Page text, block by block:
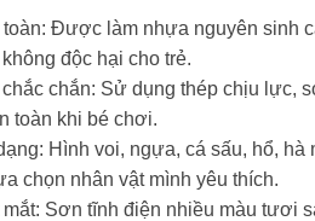
toàn: Được làm nhựa nguyên sinh
độc hại cho trẻ.
chắc chắn: Sử dụng thép chịu lực,
toàn khi bé chơi.
Hình voi, ngựa, cá sấu, hổ,
chọn nhân vật mình yêu thích.
mắt: Sơn tĩnh điện nhiều màu tươi